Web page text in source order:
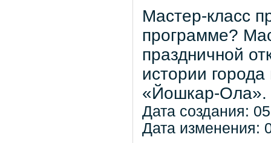
Мастер-класс
программе?
праздничной
истории
«Йошкар-Ола».
Дата создания:
Дата изменения: